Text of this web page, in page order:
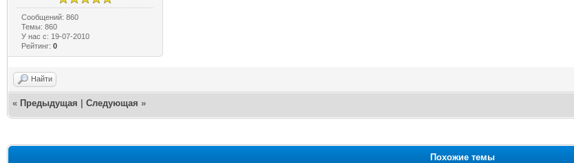
Сообщений: 860
Темы: 860
У нас с: 19-07-2010
Рейтинг:0
Найти
« Предыдущая Следующая »
Похожие темы